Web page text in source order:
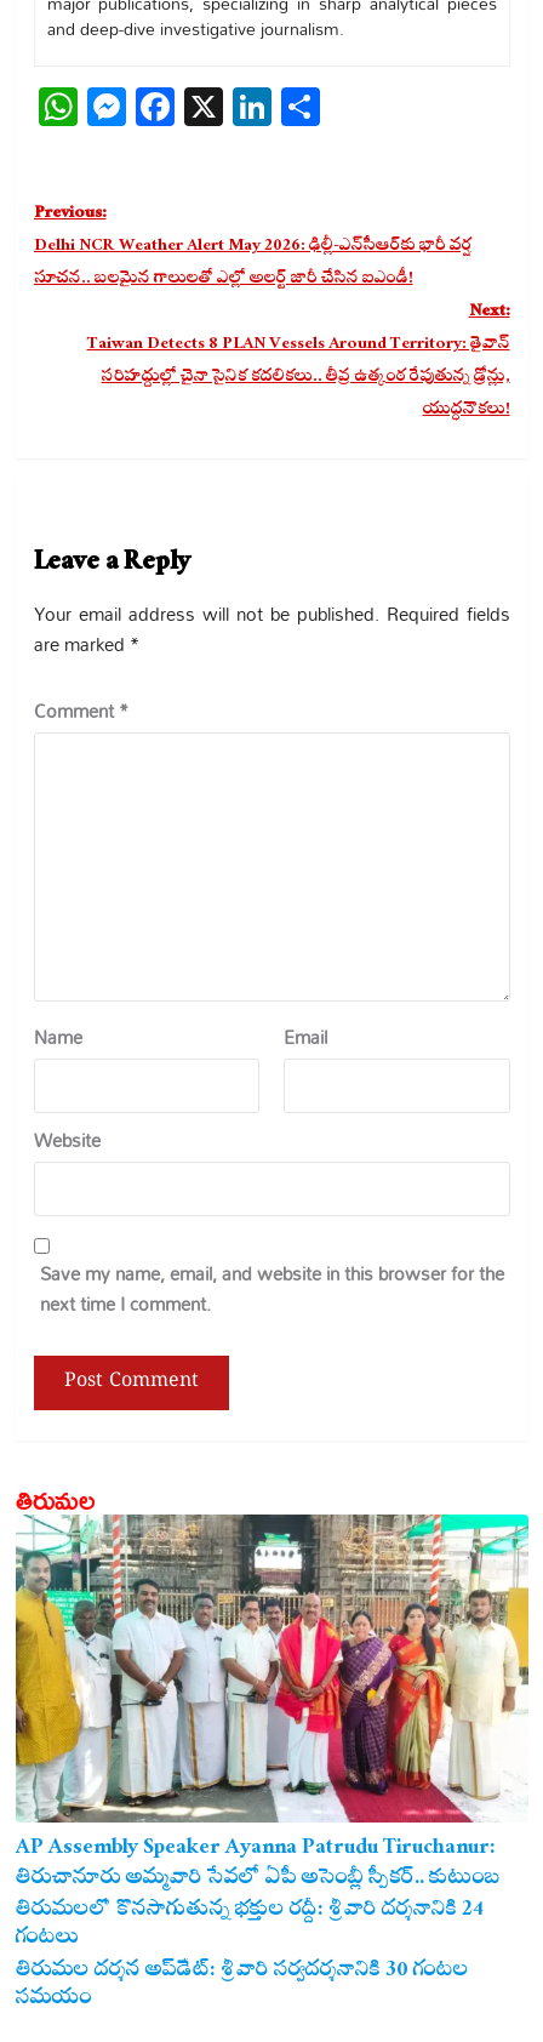
and deep-dive investigative journalism.
WhatsApp
Messenger
Facebook
X LinkedIn
Share
Post
navigation
Previous:
Delhi NCR Weather Alert May 2026: ఢిల్లీ-ఎన్‌సీఆర్‌కు భారీ వర్ష
సూచన.. బలమైన గాలులతో ఎల్లో అలర్ట్ జారీ చేసిన ఐఎండీ!
Next:
Taiwan Detects 8 PLAN Vessels Around Territory: తైవాన్
సరిహద్దుల్లో చైనా సైనిక కదలికలు.. తీవ్ర ఉత్కంఠ రేపుతున్న డ్రోన్లు,
యుద్ధనౌకలు!
Leave a Reply
Your email address will not be published. Required fields
are marked *
Comment*
Name Email
Website
Save my name, email, and website in this browser for the
next time I comment.
తిరుమల
AP Assembly Speaker Ayanna Patrudu Tiruchanur:
తిరుచానూరు అమ్మవారి సేవలో ఏపీ అసెంబ్లీ స్పీకర్.. కుటుంబ
సమేతంగా దర్శించుకున్న అయ్యన్నపాత్రుడు!
తిరుమలలో కొనసాగుతున్న భక్తుల రద్దీ: శ్రీవారి దర్శనానికి 24
గంటలు
తిరుమల దర్శన అప్‌డేట్: శ్రీవారి సర్వదర్శనానికి 30 గంటల
సమయం